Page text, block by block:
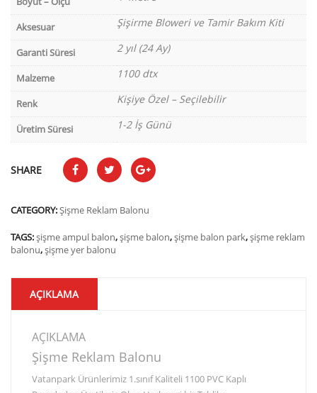
Aksesuar Şişirme Bloweri ve Tamir Bakım Kiti
Garanti Süresi 2 yıl (24 Ay)
Malzeme 1100 dtx
Renk Kişiye Özel – Seçilebilir
Üretim Süresi 1-2 İş Günü
SHARE
CATEGORY:Şişme Reklam Balonu
TAGS:şişme ampul balon,şişme balon,şişme balon park,şişme reklam
balonu,şişme yer balonu
AÇIKLAMA
AÇIKLAMA
Şişme Reklam Balonu
Vatanpark Ürünlerimiz 1.sınıf Kaliteli 1100 PVC Kaplı